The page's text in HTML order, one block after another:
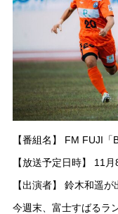
【番組名】 FM FUJI「
【放送予定日時】 11
【出演者】 鈴木和遥が
今週末、富士すばるラ